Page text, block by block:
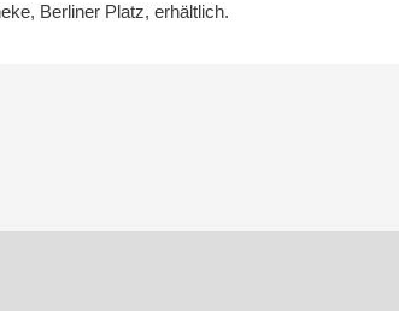
Berliner Platz, erhältlich.